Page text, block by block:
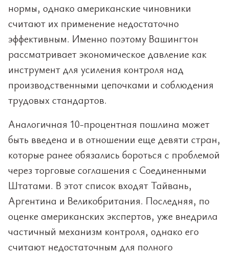
нормы, однако американские чиновники
считают их применение недостаточно
эффективным. Именно поэтому Вашингтон
рассматривает экономическое давление как
инструмент для усиления контроля над
производственными цепочками и соблюдения
трудовых стандартов.
Аналогичная 10-процентная пошлина может
быть введена и в отношении еще девяти стран,
которые ранее обязались бороться с проблемой
через торговые соглашения с Соединенными
Штатами. В этот список входят Тайвань,
Аргентина и Великобритания. Последняя, по
оценке американских экспертов, уже внедрила
частичный механизм контроля, однако его
считают недостаточным для полного